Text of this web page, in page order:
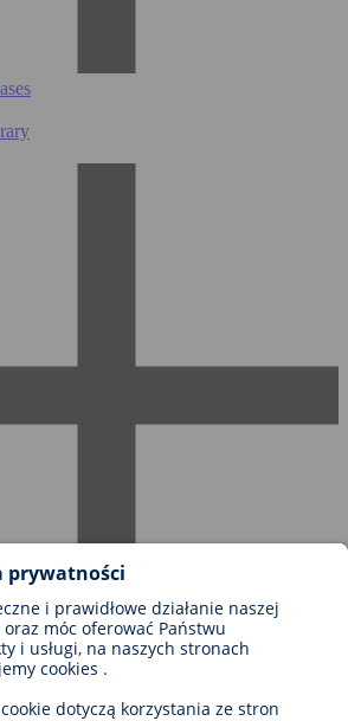
kariery w firmie BIOTRONIK
z nami pracować?